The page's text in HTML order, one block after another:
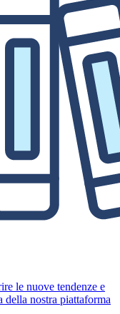
le nuove tendenze e
della nostra piattaforma